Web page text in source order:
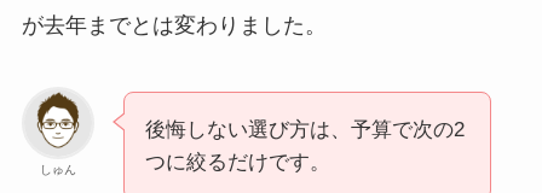
が去年までとは変わりました。
しゅん
後悔しない選び方は、予算で次の2
つに絞るだけです。